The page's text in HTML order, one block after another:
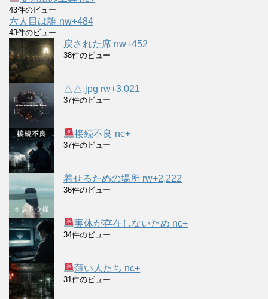
43件のビュー
六人目は誰 nw+484
43件のビュー
戻された席 nw+452
38件のビュー
△△.jpg rw+3,021
37件のビュー
接続不良 nc+
37件のビュー
着せるための場所 rw+2,222
36件のビュー
実体が存在しないため nc+
34件のビュー
薄い人たち nc+
31件のビュー